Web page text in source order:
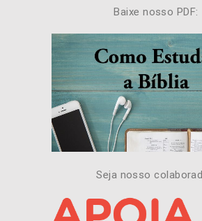
Baixe nosso PDF:
Seja nosso